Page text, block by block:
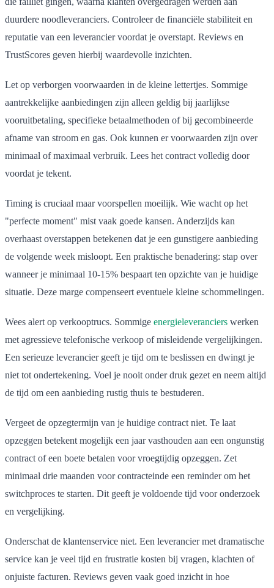
duurdere noodleveranciers. Controleer de financiële stabiliteit en
reputatie van een leverancier voordat je overstapt. Reviews en
TrustScores geven hierbij waardevolle inzichten.
Let op verborgen voorwaarden in de kleine lettertjes. Sommige
aantrekkelijke aanbiedingen zijn alleen geldig bij jaarlijkse
vooruitbetaling, specifieke betaalmethoden of bij gecombineerde
afname van stroom en gas. Ook kunnen er voorwaarden zijn over
minimaal of maximaal verbruik. Lees het contract volledig door
voordat je tekent.
Timing is cruciaal maar voorspellen moeilijk. Wie wacht op het
"perfecte moment" mist vaak goede kansen. Anderzijds kan
overhaast overstappen betekenen dat je een gunstigere aanbieding
de volgende week misloopt. Een praktische benadering: stap over
wanneer je minimaal 10-15% bespaart ten opzichte van je huidige
situatie. Deze marge compenseert eventuele kleine schommelingen.
Wees alert op verkooptrucs. Sommige energieleveranciers werken
met agressieve telefonische verkoop of misleidende vergelijkingen.
Een serieuze leverancier geeft je tijd om te beslissen en dwingt je
niet tot ondertekening. Voel je nooit onder druk gezet en neem altijd
de tijd om een aanbieding rustig thuis te bestuderen.
Vergeet de opzegtermijn van je huidige contract niet. Te laat
opzeggen betekent mogelijk een jaar vasthouden aan een ongunstig
contract of een boete betalen voor vroegtijdig opzeggen. Zet
minimaal drie maanden voor contracteinde een reminder om het
switchproces te starten. Dit geeft je voldoende tijd voor onderzoek
en vergelijking.
Onderschat de klantenservice niet. Een leverancier met dramatische
service kan je veel tijd en frustratie kosten bij vragen, klachten of
onjuiste facturen. Reviews geven vaak goed inzicht in hoe